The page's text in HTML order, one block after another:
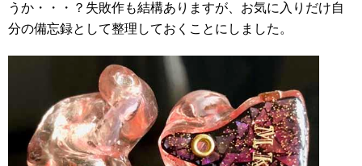
うか・・・？失敗作も結構ありますが、お気に入りだけ自
分の備忘録として整理しておくことにしました。